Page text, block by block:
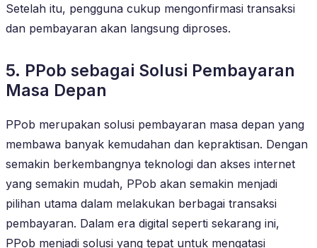
Setelah itu, pengguna cukup mengonfirmasi transaksi
dan pembayaran akan langsung diproses.
5. PPob sebagai Solusi Pembayaran
Masa Depan
PPob merupakan solusi pembayaran masa depan yang
membawa banyak kemudahan dan kepraktisan. Dengan
semakin berkembangnya teknologi dan akses internet
yang semakin mudah, PPob akan semakin menjadi
pilihan utama dalam melakukan berbagai transaksi
pembayaran. Dalam era digital seperti sekarang ini,
PPob menjadi solusi yang tepat untuk mengatasi